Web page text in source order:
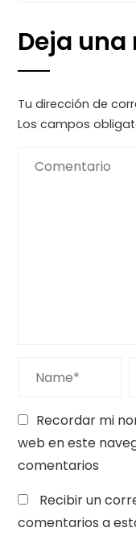
Deja
Tu dirección de
Los campos
Recordar mi
web en este
comentarios
Recibir un
comentarios a